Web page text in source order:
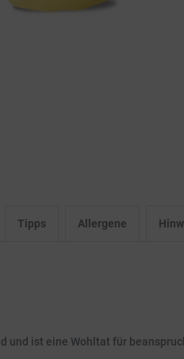
Tipps Allergene
und ist eine Wohltat für